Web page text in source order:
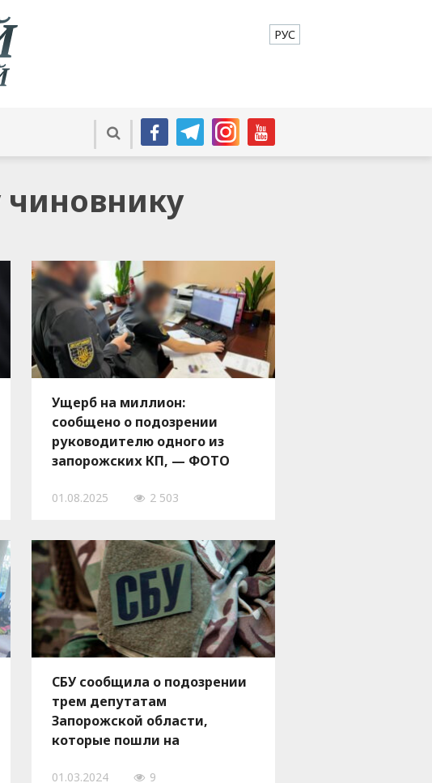
РУС
чиновнику
Ущерб на миллион:
сообщено о подозрении
руководителю одного из
запорожских КП, — ФОТО
01.08.2025 2 503
СБУ сообщила о подозрении
трем депутатам
Запорожской области,
которые пошли на
01.03.2024 9